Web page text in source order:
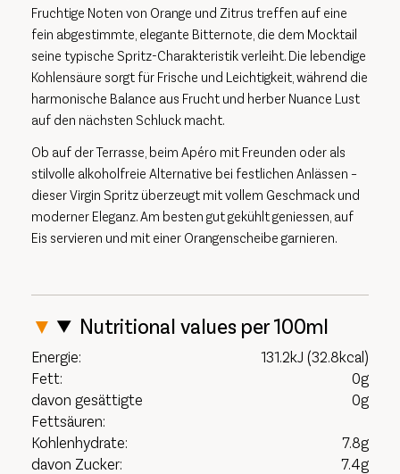
Fruchtige Noten von Orange und Zitrus treffen auf eine
fein abgestimmte, elegante Bitternote, die dem Mocktail
seine typische Spritz-Charakteristik verleiht. Die lebendige
Kohlensäure sorgt für Frische und Leichtigkeit, während die
harmonische Balance aus Frucht und herber Nuance Lust
auf den nächsten Schluck macht.
Ob auf der Terrasse, beim Apéro mit Freunden oder als
stilvolle alkoholfreie Alternative bei festlichen Anlässen –
dieser Virgin Spritz überzeugt mit vollem Geschmack und
moderner Eleganz. Am besten gut gekühlt geniessen, auf
Eis servieren und mit einer Orangenscheibe garnieren.
Nutritional values per 100ml
Energie:
131.2kJ (32.8kcal)
Fett:
0g
davon gesättigte
Fettsäuren:
0g
Kohlenhydrate:
7.8g
davon Zucker:
7.4g